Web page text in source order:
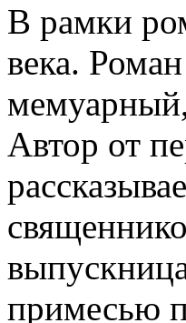
В рамки
века.
Автор от
примесью